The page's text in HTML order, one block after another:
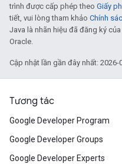
trình được cấp phép theo Giấy
tiết, vui lòng tham khảo Chính
Java là nhãn hiệu đã đăng ký
Oracle.
Cập nhật lần gần đây nhất: 2026-
Tương tác
Google Developer Program
Google Developer Groups
Google Developer Experts